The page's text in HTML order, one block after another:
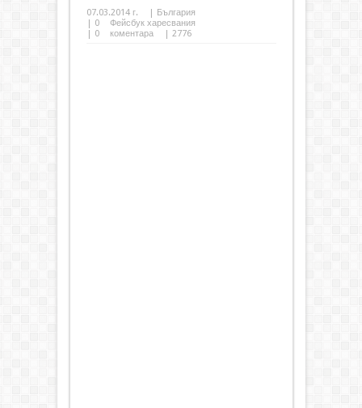
07.03.2014 г. | България
| 0
Фейсбук харесвания
| 0 коментара | 2776